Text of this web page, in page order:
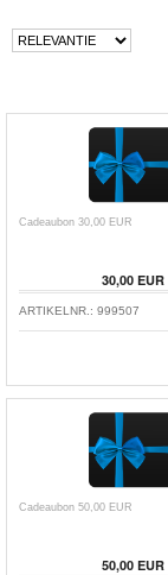
Cadeaubon 30,00 EUR
30,00 EUR
ARTIKELNR.: 999507
Cadeaubon 50,00 EUR
50,00 EUR